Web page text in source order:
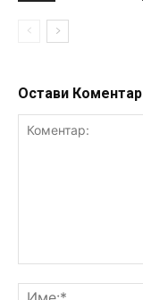
Остави Коментар